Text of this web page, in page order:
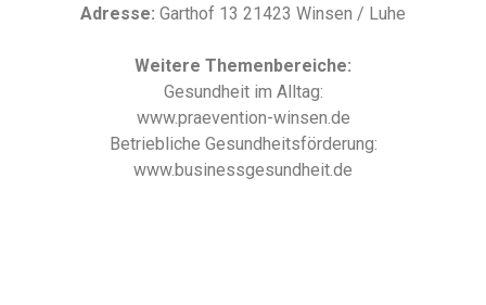
Adresse: Garthof 13 21423 Winsen / Luhe
Weitere Themenbereiche:
Gesundheit im Alltag:
www.praevention-winsen.de
Betriebliche Gesundheitsförderung:
www.businessgesundheit.de